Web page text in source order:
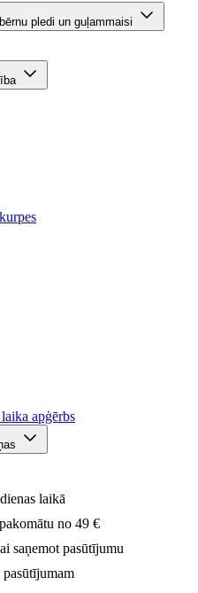
pledi un guļammaisi
apģērbs
laikā
no 49 €
saņemot pasūtījumu